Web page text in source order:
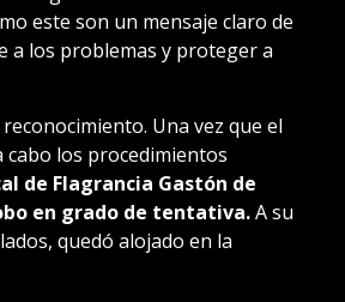
este son un mensaje claro de
a los problemas y proteger a
Una vez que el
los procedimientos
de Flagrancia Gastón de
en grado de tentativa.A su
quedó alojado en la